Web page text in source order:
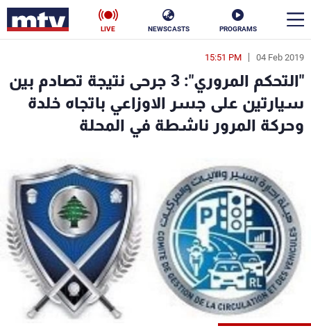
PROGRAMS
NEWSCASTS
LIVE
04 Feb 2019
15:51 PM
"التحكم المروري": 3 جرحى نتيجة تصادم بين
سيارتين على جسر الاوزاعي باتجاه خلدة
وحركة المرور ناشطة في المحلة
en
الأخبار
سياسة ناس
منوعات رياضة
كأس العالم
البرامج
جدول البرامج
شاهد البرامج